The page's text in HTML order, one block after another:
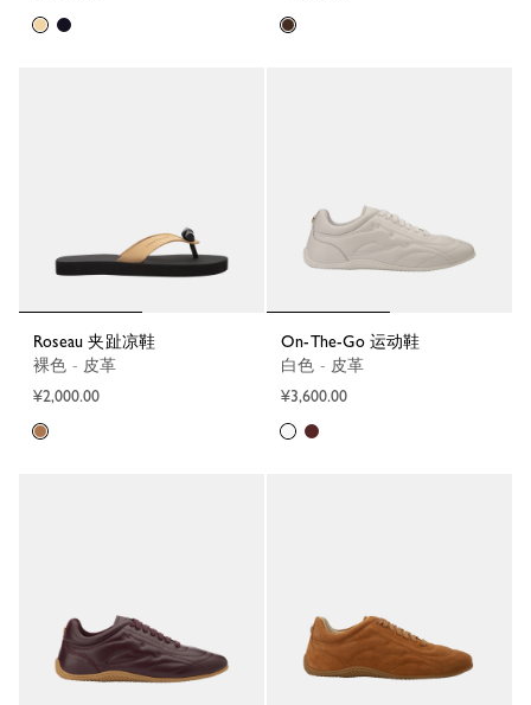
Roseau 夹趾凉鞋
裸色 - 皮革
¥2,000.00
On-The-Go 运动鞋
白色 - 皮革
¥3,600.00